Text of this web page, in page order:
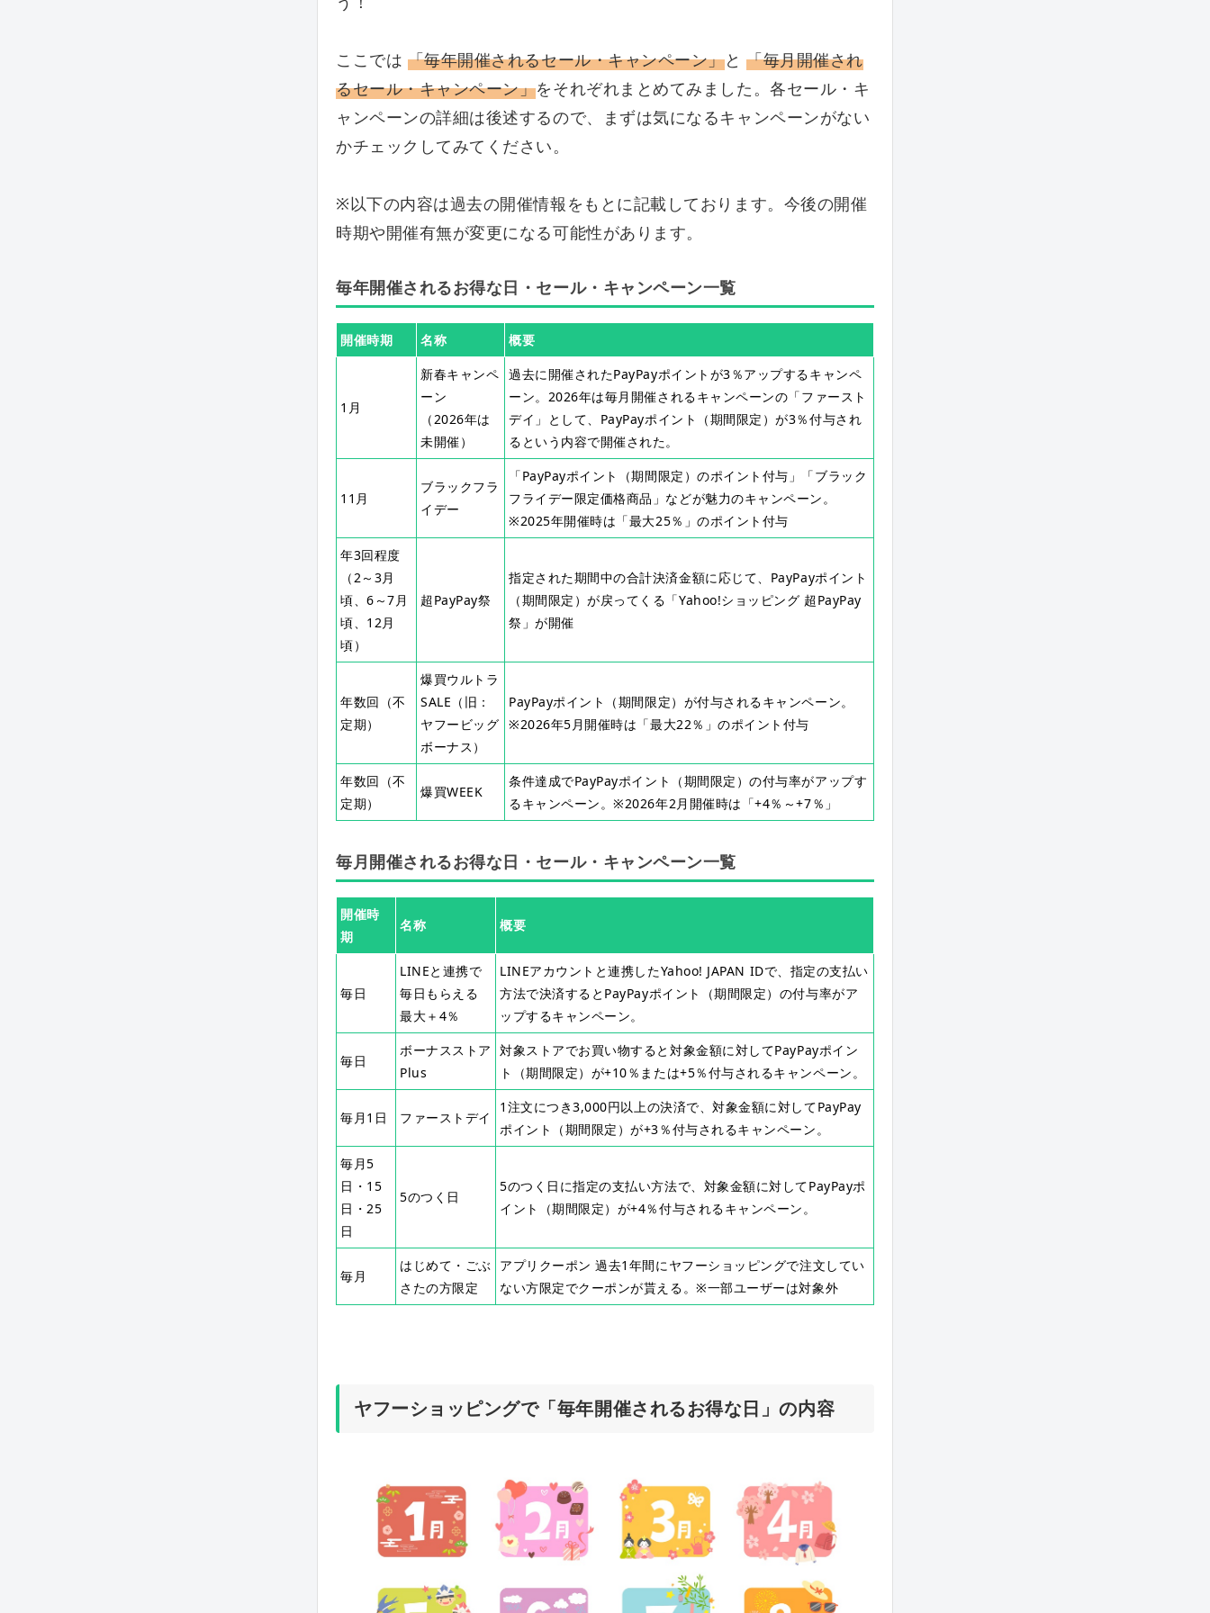
ここでは 「毎年開催されるセール・キャンペーン」と「毎月開催され
るセール・キャンペーン」をそれぞれまとめてみました。各セール・キ
ャンペーンの詳細は後述するので、まずは気になるキャンペーンがない
かチェックしてみてください。
※以下の内容は過去の開催情報をもとに記載しております。今後の開催
時期や開催有無が変更になる可能性があります。
毎年開催されるお得な日・セール・キャンペーン一覧
開催時期 名称 概要
1月
新春キャンペ
ーン
（2026年は
未開催）
過去に開催されたPayPayポイントが3％アップするキャンペ
ーン。2026年は毎月開催されるキャンペーンの「ファースト
デイ」として、PayPayポイント（期間限定）が3％付与され
るという内容で開催された。
11月
ブラックフラ
イデー
「PayPayポイント（期間限定）のポイント付与」「ブラック
フライデー限定価格商品」などが魅力のキャンペーン。
※2025年開催時は「最大25％」のポイント付与
年3回程度
（2～3月
頃、6～7月
頃、12月
頃）
超PayPay祭
指定された期間中の合計決済金額に応じて、PayPayポイント
（期間限定）が戻ってくる「Yahoo!ショッピング 超PayPay
祭」が開催
年数回（不
定期）
爆買ウルトラ
SALE（旧：
ヤフービッグ
ボーナス）
PayPayポイント（期間限定）が付与されるキャンペーン。
※2026年5月開催時は「最大22％」のポイント付与
年数回（不
定期）
爆買WEEK
条件達成でPayPayポイント（期間限定）の付与率がアップす
るキャンペーン。※2026年2月開催時は「+4％～+7％」
毎月開催されるお得な日・セール・キャンペーン一覧
開催時
期
名称 概要
毎日
LINEと連携で
毎日もらえる
最大＋4％
LINEアカウントと連携したYahoo! JAPAN IDで、指定の支払い
方法で決済するとPayPayポイント（期間限定）の付与率がア
ップするキャンペーン。
毎日
ボーナスストア
Plus
対象ストアでお買い物すると対象金額に対してPayPayポイン
ト（期間限定）が+10％または+5％付与されるキャンペーン。
毎月1日 ファーストデイ
1注文につき3,000円以上の決済で、対象金額に対してPayPay
ポイント（期間限定）が+3％付与されるキャンペーン。
毎月5
日・15
日・25
日
5のつく日
5のつく日に指定の支払い方法で、対象金額に対してPayPayポ
イント（期間限定）が+4％付与されるキャンペーン。
毎月
はじめて・ごぶ
さたの方限定
アプリクーポン 過去1年間にヤフーショッピングで注文してい
ない方限定でクーポンが貰える。※一部ユーザーは対象外
ヤフーショッピングで「毎年開催されるお得な日」の内容